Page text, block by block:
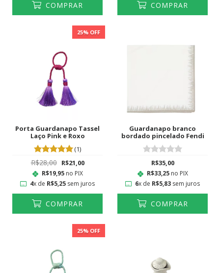
COMPRAR COMPRAR
25% OFF
Porta Guardanapo Tassel
Laço Pink e Roxo
(1)
R$28,00 R$21,00
R$19,95no PIX
4x de R$5,25 sem juros
COMPRAR
Guardanapo branco
bordado pincelado Fendi
R$35,00
R$33,25no PIX
6x de R$5,83 sem juros
COMPRAR
25% OFF